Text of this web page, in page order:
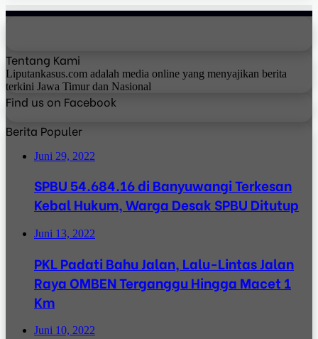
Tentang Kami
Liputankasus.com adalah media online yang menyajikan berita
terkini Jawa Timur dan Nasional
Find us on Facebook
Berita Populer
Juni 29, 2022
SPBU 54.684.16 di Banyuwangi Terkesan
Kebal Hukum, Warga Desak SPBU Ditutup
Juni 13, 2022
PKL Padati Bahu Jalan, Lalu-Lintas Jalan
Raya OMBEN Terganggu Hingga Macet 1
Km
Juni 10, 2022